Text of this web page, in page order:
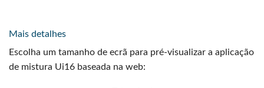
Mais detalhes
Escolha um tamanho de ecrã para pré-visualizar a aplicação
de mistura Ui16 baseada na web: